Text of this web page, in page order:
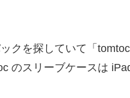
クを探していて「
のスリーブケースは